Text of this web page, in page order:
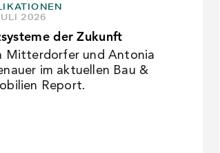
2026
der Zukunft
Mitterdorfer und Antonia
im aktuellen Bau &
Report.